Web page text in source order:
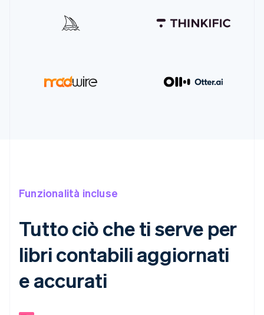
Funzionalità incluse
Tutto ciò che ti serve per
libri contabili aggiornati
e accurati